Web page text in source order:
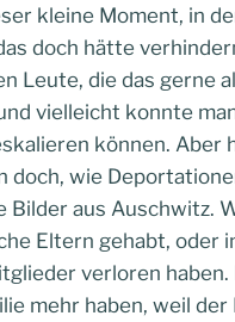
kleine Moment, in
doch hätte
Leute, die das gerne
vielleicht konnte
können. Aber
doch, wie
Bilder aus Auschwitz.
Eltern gehabt, oder
verloren
mehr haben, weil